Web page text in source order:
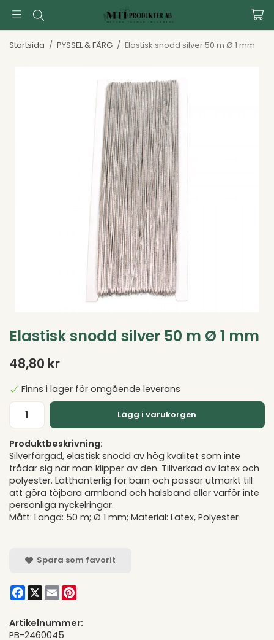
Startsida / PYSSEL & FÄRG / Elastisk snodd silver 50 m Ø 1 mm
Elastisk snodd silver 50 m Ø 1 mm
48,80 kr
Finns i lager för omgående leverans
Lägg i varukorgen
Produktbeskrivning:
Silverfärgad, elastisk snodd av hög kvalitet som inte
trådar sig när man klipper av den. Tillverkad av latex och
polyester. Lätthanterlig för barn och passar utmärkt till
att göra töjbara armband och halsband eller varför inte
personliga nyckelringar.
Mått: Längd: 50 m; Ø 1 mm; Material: Latex, Polyester
Spara som favorit
Facebook
X Email
Artikelnummer:
PB-2460045